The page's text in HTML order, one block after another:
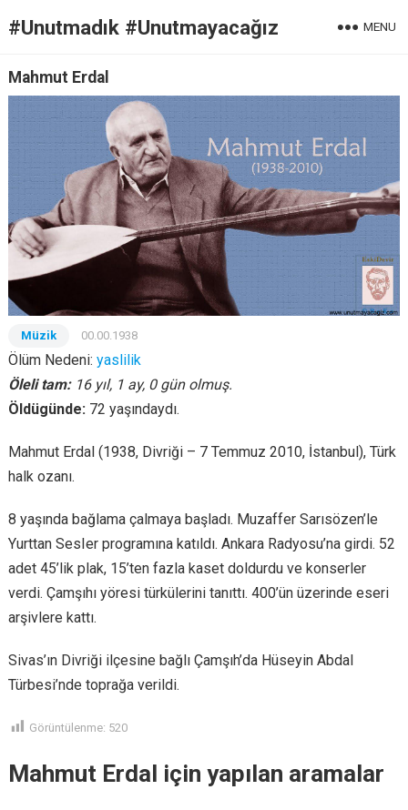
#Unutmadık #Unutmayacağız MENU
Mahmut Erdal
Müzik 00.00.1938
Ölüm Nedeni: yaslilik
Öleli tam: 16 yıl, 1 ay, 0 gün olmuş.
Öldügünde: 72 yaşındaydı.
Mahmut Erdal (1938, Divriği – 7 Temmuz 2010, İstanbul), Türk
halk ozanı.
8 yaşında bağlama çalmaya başladı. Muzaffer Sarısözen’le
Yurttan SesIer programına katıldı. Ankara Radyosu’na girdi. 52
adet 45’lik plak, 15’ten fazla kaset doldurdu ve konserler
verdi. Çamşıhı yöresi türkülerini tanıttı. 400’ün üzerinde eseri
arşivlere kattı.
Sivas’ın Divriği ilçesine bağlı Çamşıh’da Hüseyin Abdal
Türbesi’nde toprağa verildi.
Görüntülenme: 520
Mahmut Erdal için yapılan aramalar